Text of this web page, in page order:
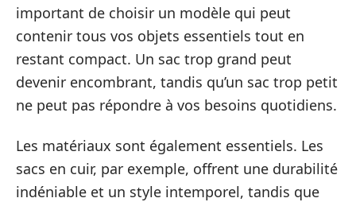
important de choisir un modèle qui peut
contenir tous vos objets essentiels tout en
restant compact. Un sac trop grand peut
devenir encombrant, tandis qu’un sac trop petit
ne peut pas répondre à vos besoins quotidiens.
Les matériaux sont également essentiels. Les
sacs en cuir, par exemple, offrent une durabilité
indéniable et un style intemporel, tandis que